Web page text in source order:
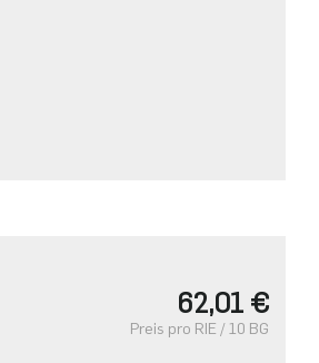
62,01 €
Preis pro RIE / 10 BG